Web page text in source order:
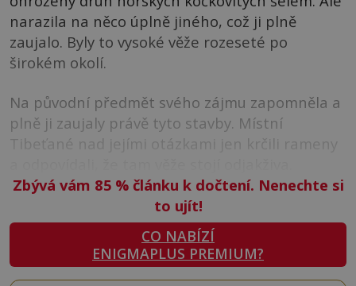
narazila na něco úplně jiného, což ji plně
zaujalo. Byly to vysoké věže rozeseté po
širokém okolí.
Na původní předmět svého zájmu zapomněla a
plně ji zaujaly právě tyto stavby. Místní
Tibeťané nad jejími otázkami jen krčili rameny
Zbývá vám 85 %článku k dočtení. Nenechte si
to ujít!
CO NABÍZÍ
ENIGMAPLUS PREMIUM?